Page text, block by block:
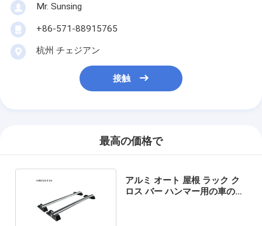
Mr. Sunsing
+86-571-88915765
杭州 チェジアン
接触
最高の価格で
アルミ オート 屋根 ラック ク
ロス バー ハンマー用の車の上